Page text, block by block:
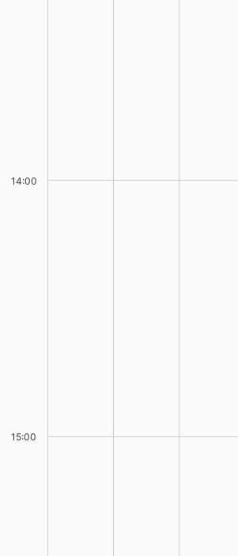
14:00
15:00